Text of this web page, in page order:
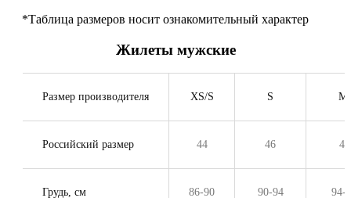
*Таблица размеров носит ознакомительный характер
Жилеты мужские
Размер производителя XS/S S M
Российский размер 44 46 48
Грудь, см 86-90 90-94 94-